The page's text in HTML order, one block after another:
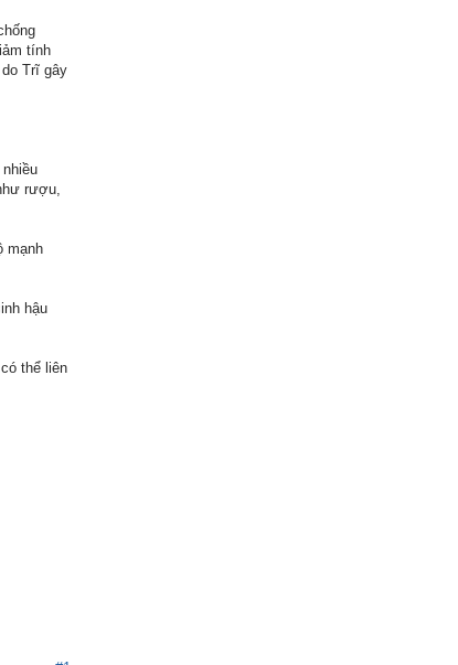
tính
Trĩ gây
rượu,
mạnh
hậu
thể liên